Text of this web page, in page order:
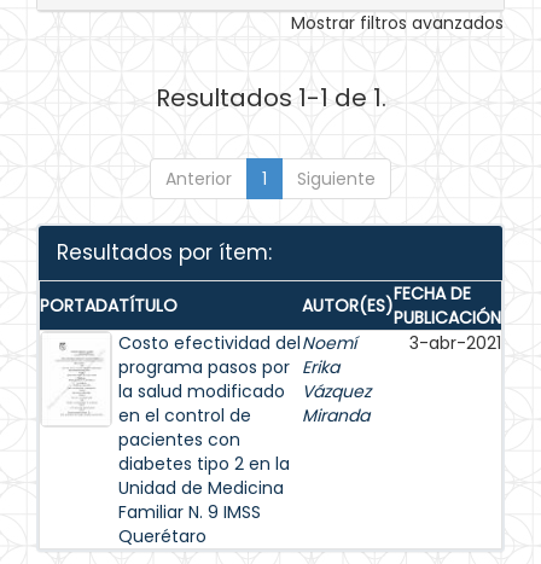
Mostrar filtros avanzados
Resultados 1-1 de 1.
Anterior 1 Siguiente
Resultados por ítem:
PORTADATÍTULO AUTOR(ES)FECHA DE
PUBLICACIÓN
Costo efectividad del
programa pasos por
la salud modificado
en el control de
pacientes con
diabetes tipo 2 en la
Unidad de Medicina
Familiar N. 9 IMSS
Querétaro
Noemí
Erika
Vázquez
Miranda
3-abr-2021